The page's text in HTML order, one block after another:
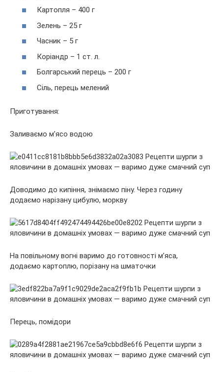
Картопля – 400 г
Зелень – 25 г
Часник – 5 г
Коріандр – 1 ст. л.
Болгарський перець – 200 г
Сіль, перець мелений
Приготування:
Заливаємо м’ясо водою
Доводимо до кипіння, знімаємо піну. Через годину
додаємо нарізану цибулю, моркву
На повільному вогні варимо до готовності м’яса,
додаємо картоплю, порізану на шматочки
Перець, помідори